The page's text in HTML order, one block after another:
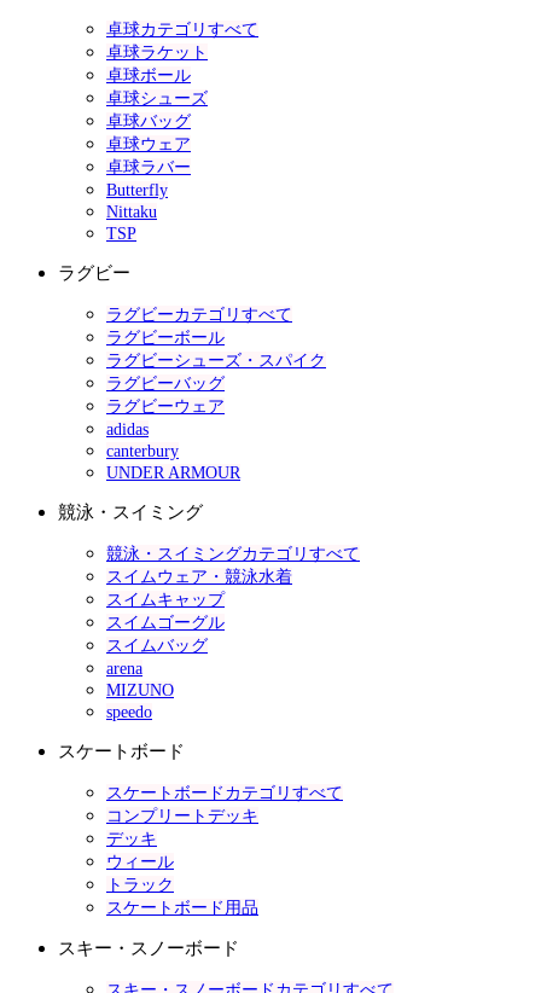
卓球カテゴリすべて
卓球ラケット
卓球ボール
卓球シューズ
卓球バッグ
卓球ウェア
卓球ラバー
Butterfly
Nittaku
TSP
ラグビー
ラグビーカテゴリすべて
ラグビーボール
ラグビーシューズ・スパイク
ラグビーバッグ
ラグビーウェア
adidas
canterbury
UNDER ARMOUR
競泳・スイミング
競泳・スイミングカテゴリすべて
スイムウェア・競泳水着
スイムキャップ
スイムゴーグル
スイムバッグ
arena
MIZUNO
speedo
スケートボード
スケートボードカテゴリすべて
コンプリートデッキ
デッキ
ウィール
トラック
スケートボード用品
スキー・スノーボード